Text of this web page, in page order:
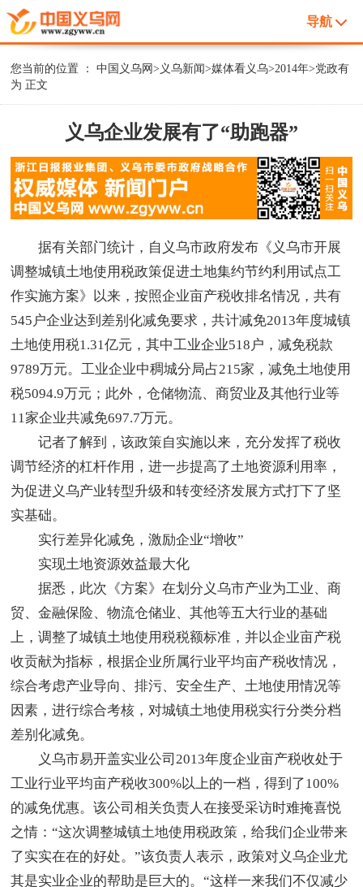
导航
您当前的位置 ：中国义乌网> 义乌新闻>媒体看义乌>2014年>党政有
为 正文
义乌企业发展有了“助跑器”
据有关部门统计，自义乌市政府发布《义乌市开展
调整城镇土地使用税政策促进土地集约节约利用试点工
作实施方案》以来，按照企业亩产税收排名情况，共有
545户企业达到差别化减免要求，共计减免2013年度城镇
土地使用税1.31亿元，其中工业企业518户，减免税款
9789万元。工业企业中稠城分局占215家，减免土地使用
税5094.9万元；此外，仓储物流、商贸业及其他行业等
11家企业共减免697.7万元。
记者了解到，该政策自实施以来，充分发挥了税收
调节经济的杠杆作用，进一步提高了土地资源利用率，
为促进义乌产业转型升级和转变经济发展方式打下了坚
实基础。
实行差异化减免，激励企业“增收”
实现土地资源效益最大化
据悉，此次《方案》在划分义乌市产业为工业、商
贸、金融保险、物流仓储业、其他等五大行业的基础
上，调整了城镇土地使用税税额标准，并以企业亩产税
收贡献为指标，根据企业所属行业平均亩产税收情况，
综合考虑产业导向、排污、安全生产、土地使用情况等
因素，进行综合考核，对城镇土地使用税实行分类分档
差别化减免。
义乌市易开盖实业公司2013年度企业亩产税收处于
工业行业平均亩产税收300%以上的一档，得到了100%
的减免优惠。该公司相关负责人在接受采访时难掩喜悦
之情：“这次调整城镇土地使用税政策，给我们企业带来
了实实在在的好处。”该负责人表示，政策对义乌企业尤
其是实业企业的帮助是巨大的。“这样一来我们不仅减少